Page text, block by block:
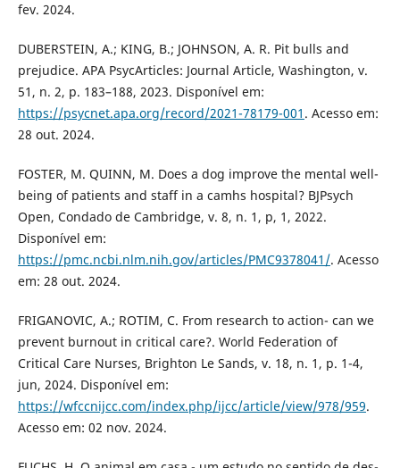
fev. 2024.
DUBERSTEIN, A.; KING, B.; JOHNSON, A. R. Pit bulls and
prejudice. APA PsycArticles: Journal Article, Washington, v.
51, n. 2, p. 183–188, 2023. Disponível em:
https://psycnet.apa.org/record/2021-78179-001 . Acesso em:
28 out. 2024.
FOSTER, M. QUINN, M. Does a dog improve the mental well-
being of patients and staff in a camhs hospital? BJPsych
Open, Condado de Cambridge, v. 8, n. 1, p, 1, 2022.
Disponível em:
https://pmc.ncbi.nlm.nih.gov/articles/PMC9378041/. Acesso
em: 28 out. 2024.
FRIGANOVIC, A.; ROTIM, C. From research to action- can we
prevent burnout in critical care?. World Federation of
Critical Care Nurses, Brighton Le Sands, v. 18, n. 1, p. 1-4,
jun, 2024. Disponível em:
https://wfccnijcc.com/index.php/ijcc/article/view/978/959.
Acesso em: 02 nov. 2024.